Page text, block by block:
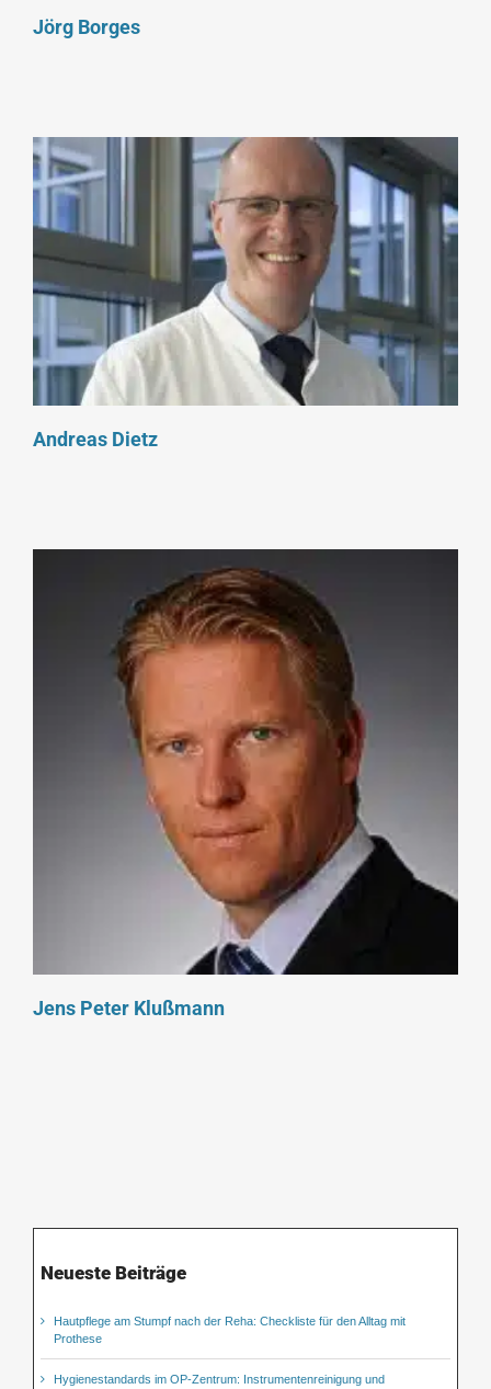
Jörg Borges
Andreas Dietz
Jens Peter Klußmann
Neueste Beiträge
Hautpflege am Stumpf nach der Reha: Checkliste für den Alltag mit
Prothese
Hygienestandards im OP-Zentrum: Instrumentenreinigung und